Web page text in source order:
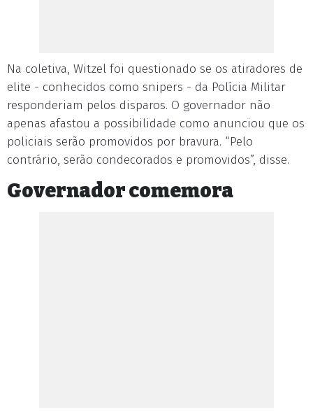
Na coletiva, Witzel foi questionado se os atiradores de
elite - conhecidos como snipers - da Polícia Militar
responderiam pelos disparos. O governador não
apenas afastou a possibilidade como anunciou que os
policiais serão promovidos por bravura. “Pelo
contrário, serão condecorados e promovidos”, disse.
Governador comemora